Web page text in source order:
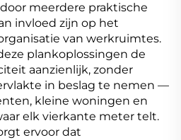
meerdere praktische
invloed zijn op het
van werkruimtes.
plankoplossingen de
aanzienlijk, zonder
in beslag te nemen —
kleine woningen en
elk vierkante meter telt.
ervoor dat